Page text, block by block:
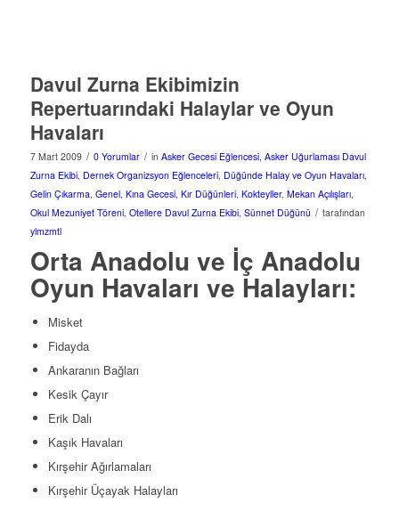
Davul Zurna Ekibimizin
Repertuarındaki Halaylar ve Oyun
Havaları
7 Mart 2009 / 0 Yorumlar / in Asker Gecesi Eğlencesi, Asker Uğurlaması Davul
Zurna Ekibi, Dernek Organizsyon Eğlenceleri, Düğünde Halay ve Oyun Havaları,
Gelin Çıkarma Genel, Kına Gecesi, Kır Düğünleri, Kokteyller, Mekan Açılışları,
Okul Mezuniyet Töreni, Otellere Davul Zurna Ekibi, Sünnet Düğünü / tarafından
ylmzmtl
Orta Anadolu ve İç Anadolu
Oyun Havaları ve Halayları:
Misket
Fidayda
Ankaranın Bağları
Kesik Çayır
Erik Dalı
Kaşık Havaları
Kırşehir Ağırlamaları
Kırşehir Üçayak Halayları